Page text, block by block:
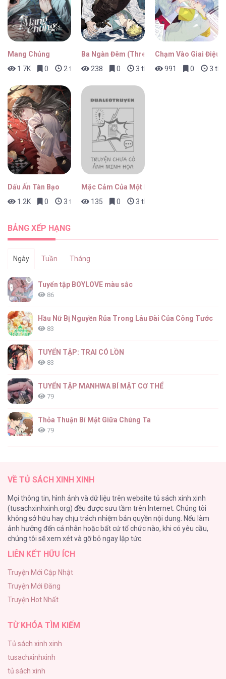
Mang Chủng
1.7K
0 2 tháng trước
Ba Ngàn Đêm (Three Thousand Night)
238
0 3 tháng trước
Chạm Vào Giai Điệu
991
0 3
Dấu Ấn Tàn Bạo
1.2K
0 3 tháng trước
Mặc Cảm Của Một Idol Thất Bại
135
0 3 tháng trước
BẢNG XẾP HẠNG
Ngày Tuần Tháng
Tuyển tập BOYLOVE màu sắc
86
Hầu Nữ Bị Nguyền Rủa Trong Lâu Đài Của Công Tước
83
TUYỂN TẬP: TRAI CÓ LỒN
83
TUYỂN TẬP MANHWA BÍ MẬT CƠ THỂ
79
Thỏa Thuận Bí Mật Giữa Chúng Ta
79
51
Bí Mật Thanh Xuân
51
Ảo Mộng tình yêu
Con Tim Rung Động
47
VỀ TỦ SÁCH XINH XINH
Mọi thông tin, hình ảnh và dữ liệu trên website tủ sách xinh xinh
(tusachxinhxinh.org) đều được sưu tầm trên Internet. Chúng tôi
không sở hữu hay chịu trách nhiệm bản quyền nội dung. Nếu làm
ảnh hưởng đến cá nhân hoặc bất cứ tổ chức nào, khi có yêu cầu,
chúng tôi sẽ xem xét và gỡ bỏ ngay lập tức.
LIÊN KẾT HỮU ÍCH
Truyện Mới Cập Nhật
Truyện Mới Đăng
Truyện Hot Nhất
TỪ KHÓA TÌM KIẾM
Tủ sách xinh xinh
tusachxinhxinh
tủ sách xinh